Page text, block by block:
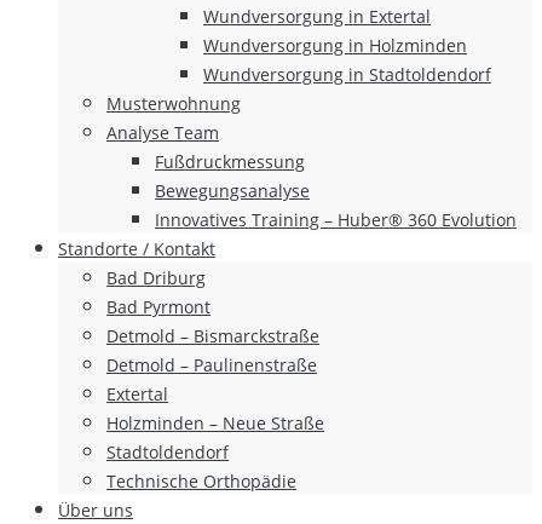
Wundversorgung in Extertal
Wundversorgung in Holzminden
Wundversorgung in Stadtoldendorf
Musterwohnung
Analyse Team
Fußdruckmessung
Bewegungsanalyse
Innovatives Training – Huber® 360 Evolution
Standorte / Kontakt
Bad Driburg
Bad Pyrmont
Detmold – Bismarckstraße
Detmold – Paulinenstraße
Extertal
Holzminden – Neue Straße
Stadtoldendorf
Technische Orthopädie
Über uns